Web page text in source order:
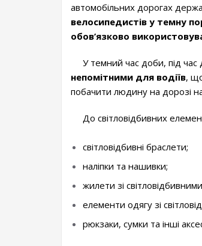
автомобільних дорогах
велосипедистів у темну
обов’язково
У темний час доби, під час
непомітними для водіїв,
побачити людину на дорозі
До світловідбивних
світловідбивні браслети;
наліпки та нашивки;
жилети зі
елементи одягу зі
рюкзаки, сумки та інші